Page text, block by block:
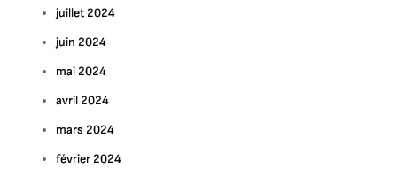
juillet 2024
juin 2024
mai 2024
avril 2024
mars 2024
février 2024